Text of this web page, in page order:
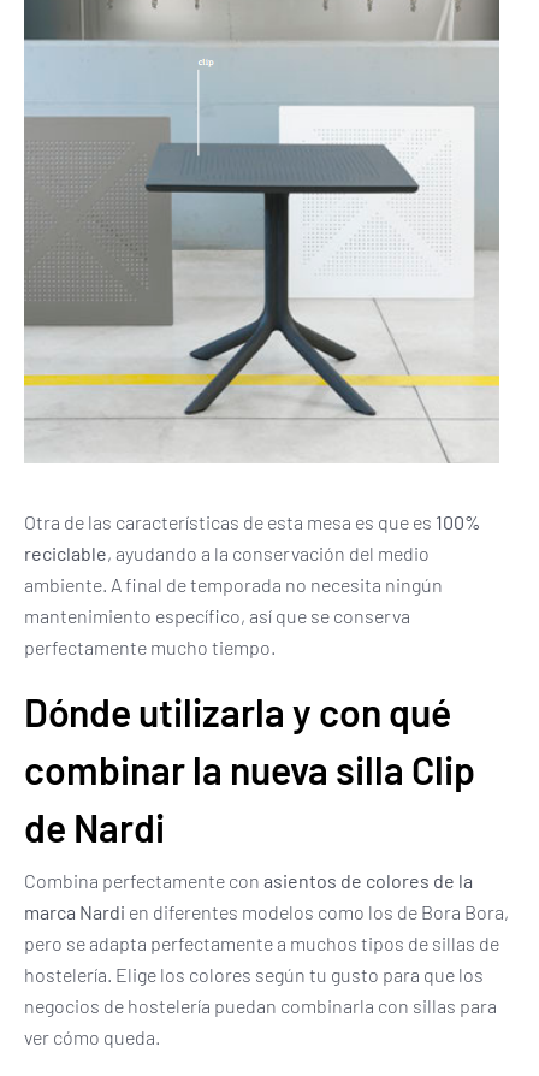
Otra de las características de esta mesa es que es 100%
reciclable, ayudando a la conservación del medio
ambiente. A final de temporada no necesita ningún
mantenimiento específico, así que se conserva
perfectamente mucho tiempo.
Dónde utilizarla y con qué
combinar la nueva silla Clip
de Nardi
Combina perfectamente con asientos de colores de la
marca Nardi en diferentes modelos como los de Bora Bora,
pero se adapta perfectamente a muchos tipos de sillas de
hostelería. Elige los colores según tu gusto para que los
negocios de hostelería puedan combinarla con sillas para
ver cómo queda.